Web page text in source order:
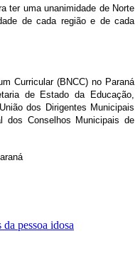
ter uma unanimidade de Norte
de cada região e de cada
Curricular (BNCC) no Paraná
de Estado da Educação,
dos Dirigentes Municipais
dos Conselhos Municipais de
pessoa idosa